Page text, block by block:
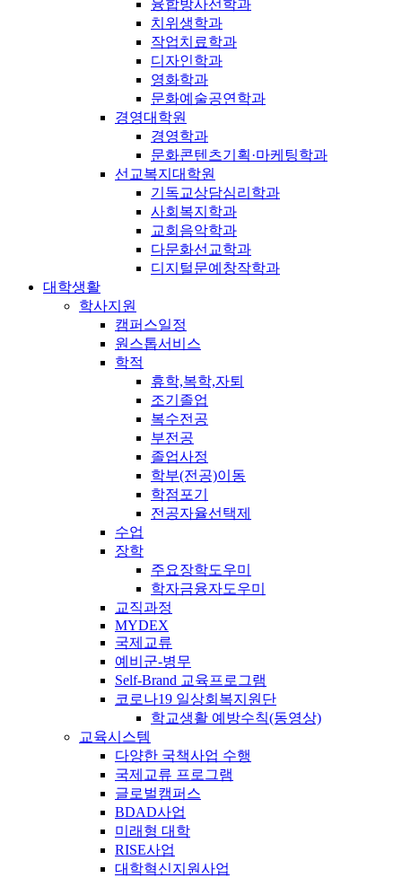
융합방사선학과
치위생학과
작업치료학과
디자인학과
영화학과
문화예술공연학과
경영대학원
경영학과
문화콘텐츠기획·마케팅학과
선교복지대학원
기독교상담심리학과
사회복지학과
교회음악학과
다문화선교학과
디지털문예창작학과
대학생활
학사지원
캠퍼스일정
원스톱서비스
학적
휴학,복학,자퇴
조기졸업
복수전공
부전공
졸업사정
학부(전공)이동
학점포기
전공자율선택제
수업
장학
주요장학도우미
학자금융자도우미
교직과정
MYDEX
국제교류
예비군-병무
Self-Brand 교육프로그램
코로나19 일상회복지원단
학교생활 예방수칙(동영상)
교육시스템
다양한 국책사업 수행
국제교류 프로그램
글로벌캠퍼스
BDAD사업
미래형 대학
RISE사업
대학혁신지원사업